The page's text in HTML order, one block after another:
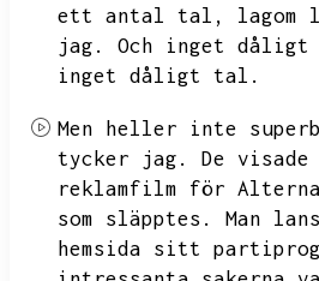
ett antal tal,
lagom
jag.
Och inget
inget dåligt tal.
Men heller inte
tycker jag.
De
reklamfilm för
som släpptes.
Man
hemsida sitt